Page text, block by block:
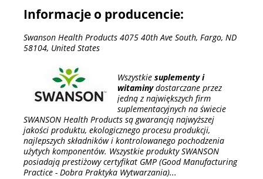
Informacje o producencie:
Swanson Health Products 4075 40th Ave South, Fargo, ND
58104, United States
Wszystkie suplementy i
witaminydostarczane przez
jedną z największych firm
suplementacyjnych na świecie
SWANSON Health Products są gwarancją najwyższej
jakości produktu, ekologicznego procesu produkcji,
najlepszych składników i kontrolowanego pochodzenia
użytych komponentów. Wszystkie produkty SWANSON
posiadają prestiżowy certyfikat GMP (Good Manufacturing
Practice - Dobra Praktyka Wytwarzania)...